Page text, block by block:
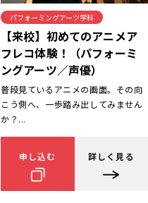
パフォーミングアーツ学科
【来校】初めてのアニメア
フレコ体験！（パフォーミ
ングアーツ／声優）
普段見ているアニメの画面。その向
こう側へ、一歩踏み出してみません
か？...
申し込む 詳しく見る